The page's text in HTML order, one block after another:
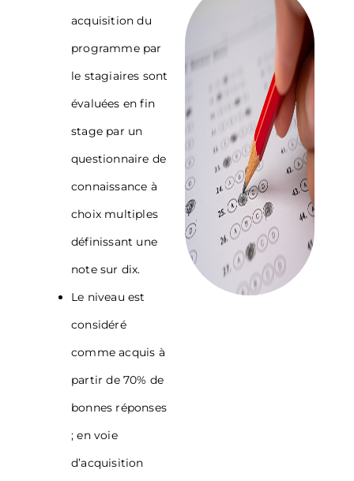
acquisition du
programme par
le stagiaires sont
évaluées en fin
stage par un
questionnaire de
connaissance à
choix multiples
définissant une
note sur dix.
Le niveau est
considéré
comme acquis à
partir de 70% de
bonnes réponses
; en voie
d’acquisition